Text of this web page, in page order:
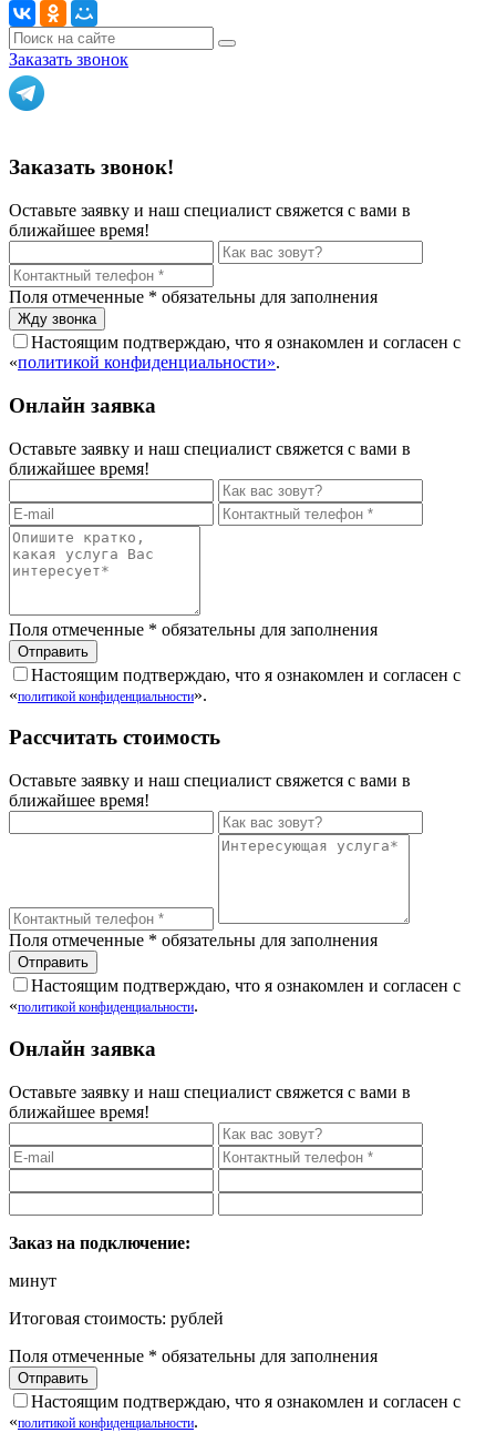
Заказать звонок
Заказать звонок!
Оставьте заявку и наш специалист свяжется с вами в
ближайшее время!
Поля отмеченные * обязательны для заполнения
Настоящим подтверждаю, что я ознакомлен и согласен с
«политикой конфиденциальности».
Онлайн заявка
Оставьте заявку и наш специалист свяжется с вами в
ближайшее время!
Поля отмеченные * обязательны для заполнения
Настоящим подтверждаю, что я ознакомлен и согласен с
«политикой конфиденциальности».
Рассчитать стоимость
Оставьте заявку и наш специалист свяжется с вами в
ближайшее время!
Поля отмеченные * обязательны для заполнения
Настоящим подтверждаю, что я ознакомлен и согласен с
«политикой конфиденциальности.
Онлайн заявка
Оставьте заявку и наш специалист свяжется с вами в
ближайшее время!
Заказ на подключение:
минут
Итоговая стоимость: рублей
Поля отмеченные * обязательны для заполнения
Настоящим подтверждаю, что я ознакомлен и согласен с
«политикой конфиденциальности.